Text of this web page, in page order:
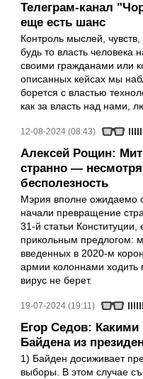
Телеграм-канал
еще есть шанс
Контроль мыслей,
будь то власть человека
своими гражданами или
описанных кейсах мы
борется с властью
как за власть над нами,
12-08-2024 (08:43)
Алексей Рощин:
странно —
бесполезность
Мэрия вполне ожидаемо
начали превращение
31-й статьи
прикольным предлогом:
введенных в 2020-м
армии колоннами
вирус не берет.
19-07-2024 (19:11)
Егор Седов:
Байдена из
1) Байден досиживает
выборы. В этом случае